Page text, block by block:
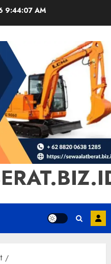
9:44:08 AM